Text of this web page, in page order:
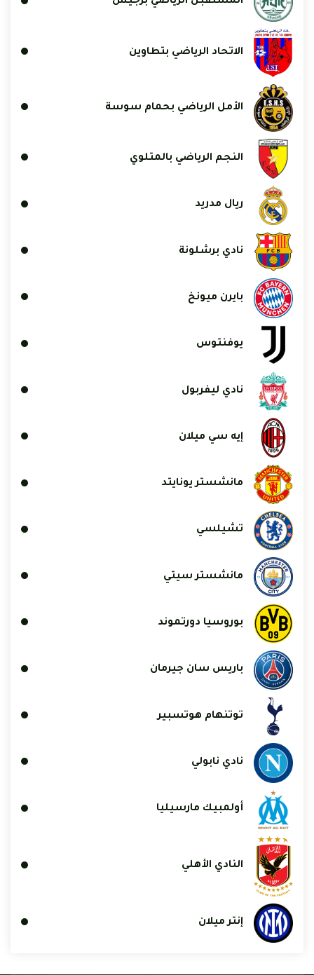
الاتحاد الرياضي بتطاوين
الأمل الرياضي بحمام سوسة
النجم الرياضي بالمتلوي
ريال مدريد
نادي برشلونة
بايرن ميونخ
يوفنتوس
نادي ليفربول
إيه سي ميلان
مانشستر يونايتد
تشيلسي
مانشستر سيتي
بوروسيا دورتموند
باريس سان جيرمان
توتنهام هوتسبير
نادي نابولي
أولمبيك مارسيليا
النادي الأهلي
إنتر ميلان